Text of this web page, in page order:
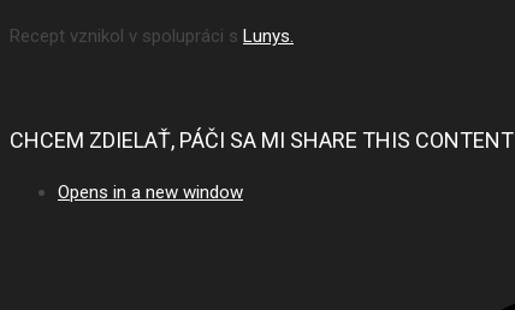
Recept vznikol v spolupráci s Lunys.
CHCEM ZDIELAŤ, PÁČI SA MI SHARE THIS CONTENT
Opens in a new window